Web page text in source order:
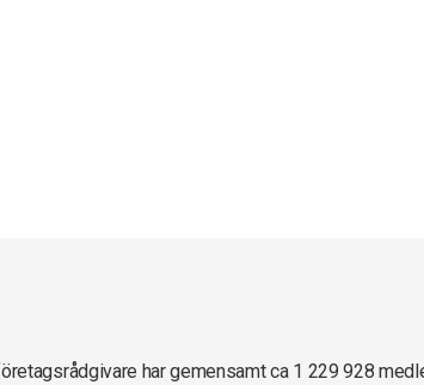
har gemensamt ca 1 229 928